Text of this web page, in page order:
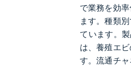
で業務を効
ます。種類
ています。
は、養殖エ
す。流通チ